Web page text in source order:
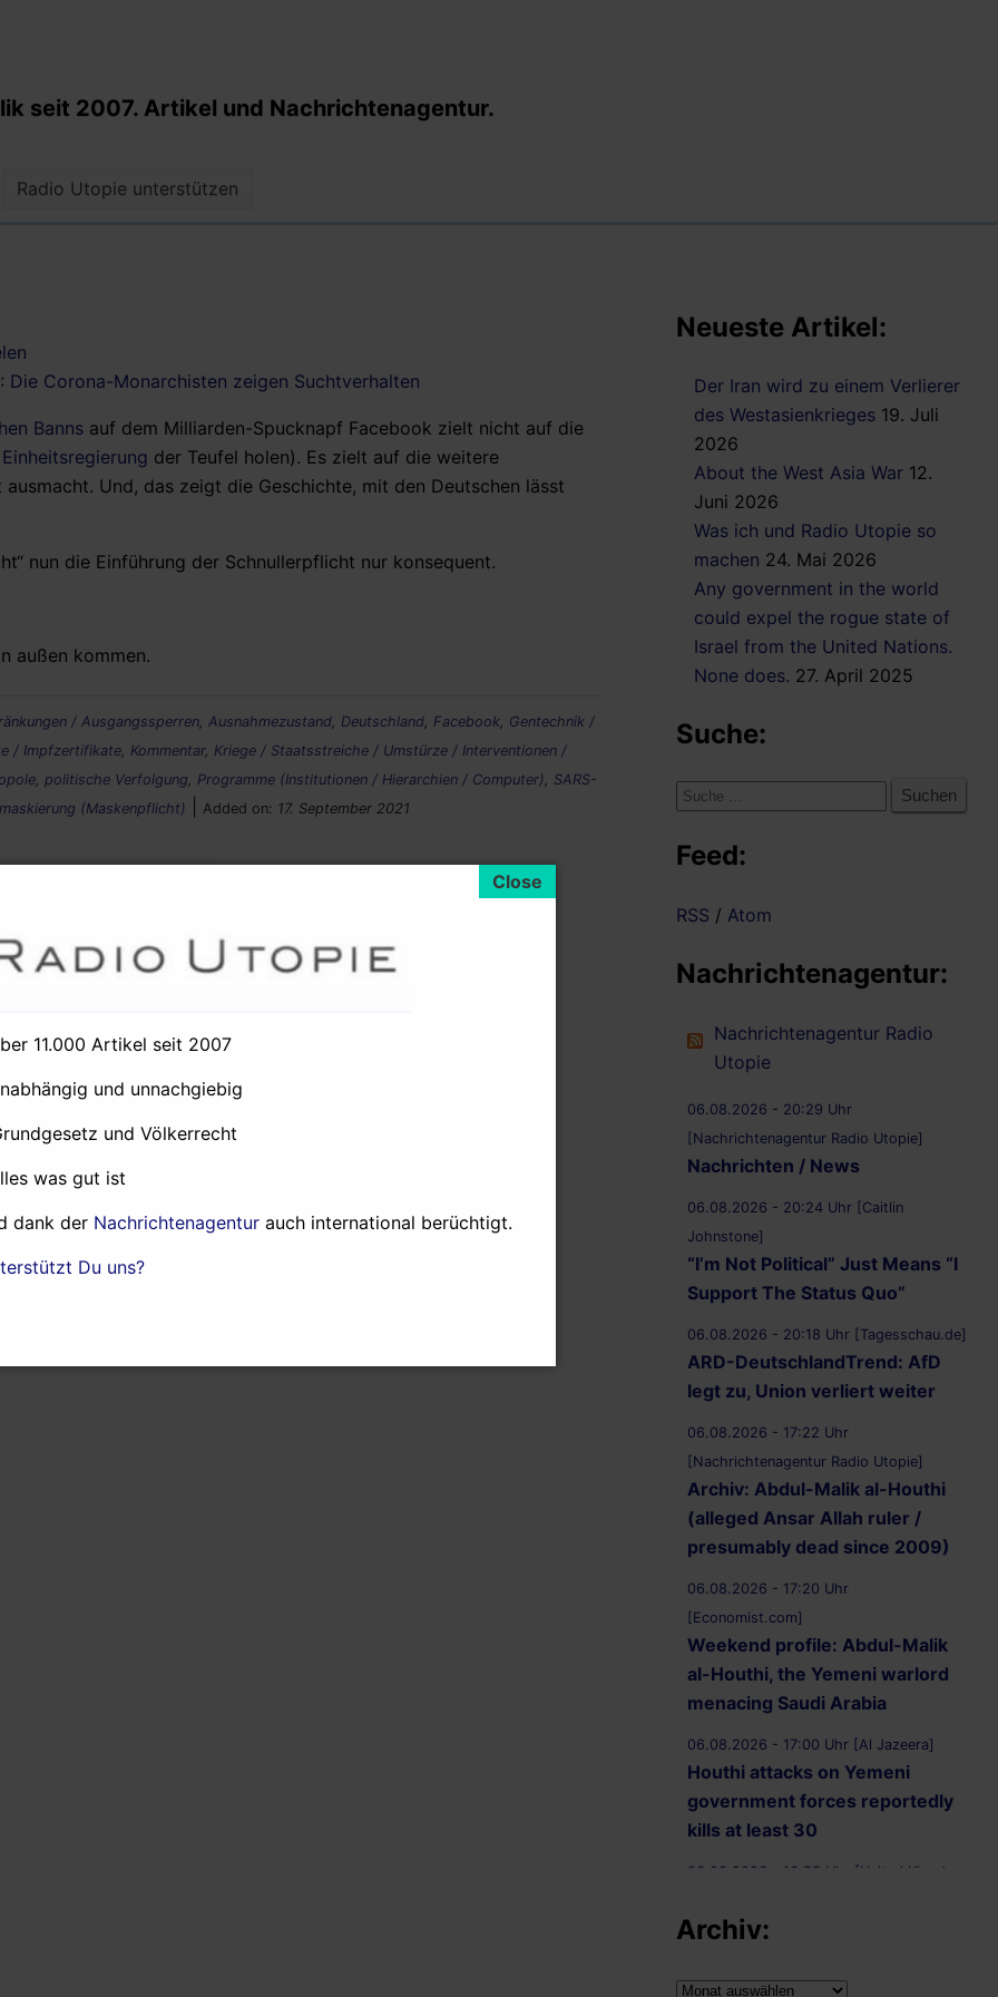
seit 2007. Artikel und Nachrichtenagentur.
Radio Utopie unterstützen
Die Corona-Monarchisten zeigen Suchtverhalten
Banns auf dem Milliarden-Spucknapf Facebook zielt nicht auf die
der Teufel holen). Es zielt auf die weitere
Und, das zeigt die Geschichte, mit den Deutschen lässt
nun die Einführung der Schnullerpflicht nur konsequent.
außen kommen.
/ Ausgangssperren Ausnahmezustand Deutschland Facebook Gentechnik /
/ Impfzertifikate Kommentar, Kriege / Staatsstreiche / Umstürze / Interventionen /
politische Verfolgung Programme (Institutionen / Hierarchien / Computer)
SARS-
(Maskenpflicht) Added on: 17. September 2021
Neueste Artikel:
Der Iran wird zu einem Verlierer
des Westasienkrieges 19. Juli
2026
About the West Asia War 12.
Juni 2026
Was ich und Radio Utopie so
machen 24. Mai 2026
Any government in the world
could expel the rogue state of
Israel from the United Nations.
None does. 27. April 2025
Suche:
Suche
Feed:
RSS / Atom
Nachrichtenagentur:
Nachrichtenagentur Radio
Utopie
06.08.2026 - 20:29 Uhr
[Nachrichtenagentur Radio Utopie]
Nachrichten / News
06.08.2026 - 20:24 Uhr [Caitlin
Johnstone]
“I’m Not Political” Just Means “I
Support The Status Quo”
06.08.2026 - 20:18 Uhr [Tagesschau.de]
ARD-DeutschlandTrend: AfD
legt zu, Union verliert weiter
06.08.2026 - 17:22 Uhr
[Nachrichtenagentur Radio Utopie]
Archiv: Abdul-Malik al-Houthi
(alleged Ansar Allah ruler /
presumably dead since 2009)
06.08.2026 - 17:20 Uhr
[Economist.com]
Weekend profile: Abdul-Malik
al-Houthi, the Yemeni warlord
menacing Saudi Arabia
06.08.2026 - 17:00 Uhr [Al Jazeera]
Houthi attacks on Yemeni
government forces reportedly
kills at least 30
06.08.2026 - 16:55 Uhr [United Kingdom
R (on the application of
Secretary of State for the Home
Archiv:
Archiv:
11.000 Artikel seit 2007
und unnachgiebig
und Völkerrecht
was gut ist
dank der Nachrichtenagentur auch international berüchtigt.
Du uns?